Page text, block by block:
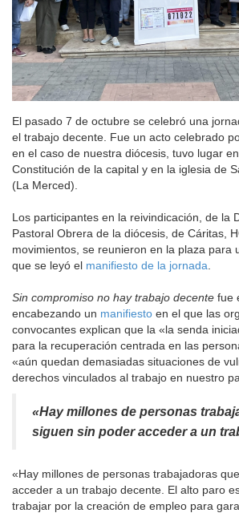
El pasado 7 de octubre se celebró una
el trabajo decente. Fue un acto celebrado
en el caso de nuestra diócesis, tuvo lugar
Constitución de la capital y en la iglesia de
(La Merced).
Los participantes en la reivindicación, de la
Pastoral Obrera de la diócesis, de Cáritas,
movimientos, se reunieron en la plaza para
que se leyó el manifiesto de la jornada
Sin compromiso no hay trabajo decente fue
encabezando un manifiesto en el que las
convocantes explican que la «la senda
para la recuperación centrada en las
«aún quedan demasiadas situaciones de
derechos vinculados al trabajo en nuestro
«Hay millones de personas
siguen sin poder acceder a un
«Hay millones de personas trabajadoras
acceder a un trabajo decente. El alto paro
trabajar por la creación de empleo para